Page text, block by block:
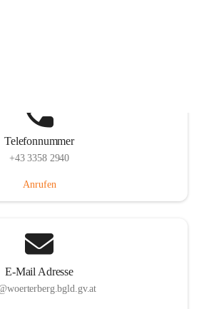
Telefonnummer
+43 3358 2940
Anrufen
E-Mail Adresse